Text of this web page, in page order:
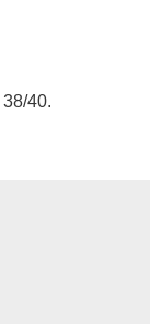
40.